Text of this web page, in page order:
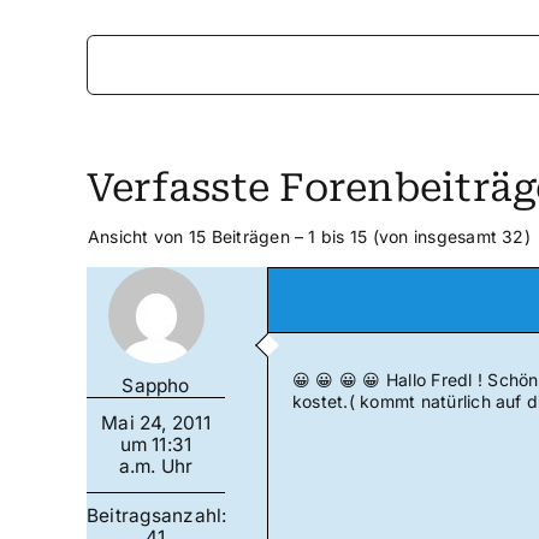
Verfasste
Ansicht von 15 Beiträgen – 1 bis 15 (von insgesamt 32)
Sappho
Mai 24, 2011
um 11:31
a.m. Uhr
Beitragsanzahl:
😀 😀 😀 😀 Hallo Fredl !
kostet.( kommt natürlich auf